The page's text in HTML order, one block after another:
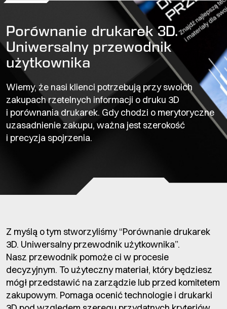
Porównanie drukarek 3D.
Uniwersalny przewodnik
użytkownika
Wiemy, że nasi klienci potrzebują przy swoich
zakupach rzetelnych informacji o druku 3D
i porównania drukarek. Gdy chodzi o merytoryczne
uzasadnienie zakupu, ważna jest szerokość
i precyzja spojrzenia.
Z myślą o tym stworzyliśmy “Porównanie drukarek
3D. Uniwersalny przewodnik użytkownika”.
Nasz przewodnik pomoże ci w procesie
decyzyjnym. To użyteczny materiał, który będziesz
mógł przedstawić na zarządzie lub przed komitetem
zakupowym. Pomaga ocenić technologie i drukarki